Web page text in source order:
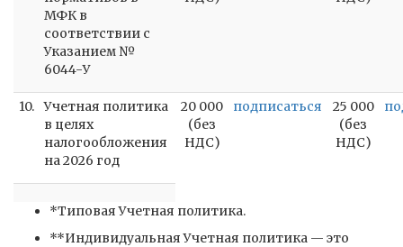
МФК в
соответствии с
Указанием №
6044-У
10.
Учетная политика
в целях
налогообложения
на 2026 год
20 000
(без
НДС)
подписаться
25 000
(без
НДС)
*Типовая Учетная политика.
**Индивидуальная Учетная политика — это